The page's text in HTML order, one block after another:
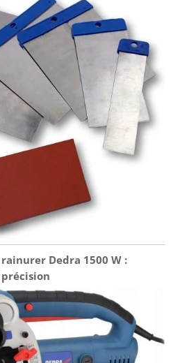
la douille filetée M12 ou M18 selon le
diamètre.
Dedra 1500 W :